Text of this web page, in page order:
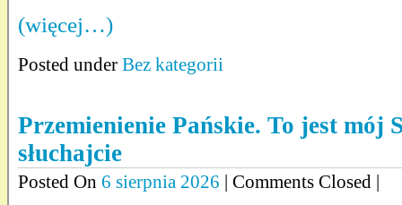
(więcej…)
Posted under Bez kategorii
Przemienienie Pańskie. To jest mój
słuchajcie
Posted On 6 sierpnia 2026 | Comments Closed |